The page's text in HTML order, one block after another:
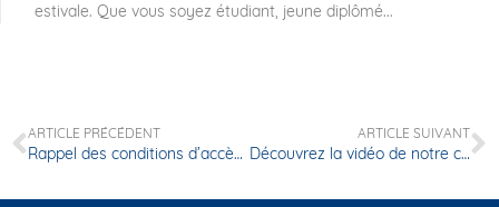
estivale. Que vous soyez étudiant, jeune diplômé...
ARTICLE PRÉCÉDENT
Rappel des conditions d’accès à la clinique par les patients, accompagnants et visiteurs
ARTICLE SUIVANT
Découvrez la vidéo de notre circuit court !